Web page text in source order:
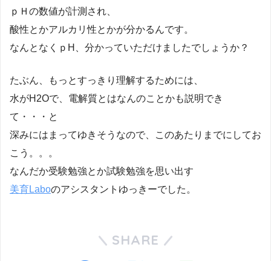
ｐＨの数値が計測され、
酸性とかアルカリ性とかが分かるんです。
なんとなくｐH、分かっていただけましたでしょうか？
たぶん、もっとすっきり理解するためには、
水がH2Oで、電解質とはなんのことかも説明でき
て・・・と
深みにはまってゆきそうなので、このあたりまでにしてお
こう。。。
なんだか受験勉強とか試験勉強を思い出す
美育Laboのアシスタントゆっきーでした。
SHARE